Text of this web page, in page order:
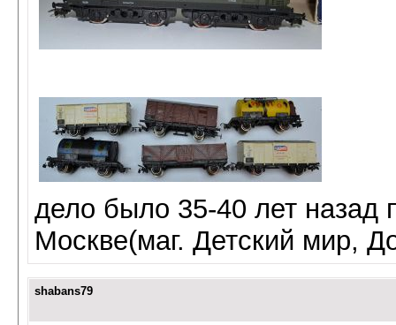
дело было 35-40 лет назад
Москве(маг. Детский мир,
shabans79